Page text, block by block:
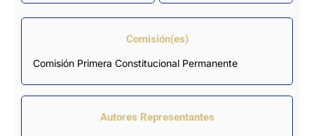
Comisión(es)
Comisión Primera Constitucional Permanente
Autores Representantes